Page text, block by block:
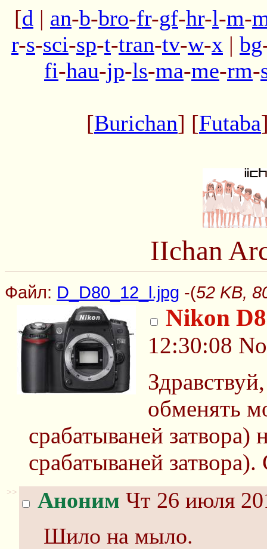
[d | an-b-bro-fr-gf-hr-l-m-
r-s-sci-sp-t-tran-tv-w-x | bg
fi-hau-jp-ls-ma-me-rm-
[Burichan] [Futaba
IIchan
Файл: D_D80_12_l.jpg -(52 KB,
Nikon
12:30:08
обменять
срабатываней
срабатываней
>> Аноним Чт 26 июля
Шило на мыло.